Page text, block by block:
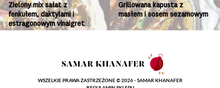
Zielony mix sałat z
fenkułem, daktylami i
estragonowym vinaigret
Grillowana kapusta z
masłem i sosem sezamowym
WSZELKIE PRAWA ZASTRZEŻONE © 2026 - SAMAR KHANAFER